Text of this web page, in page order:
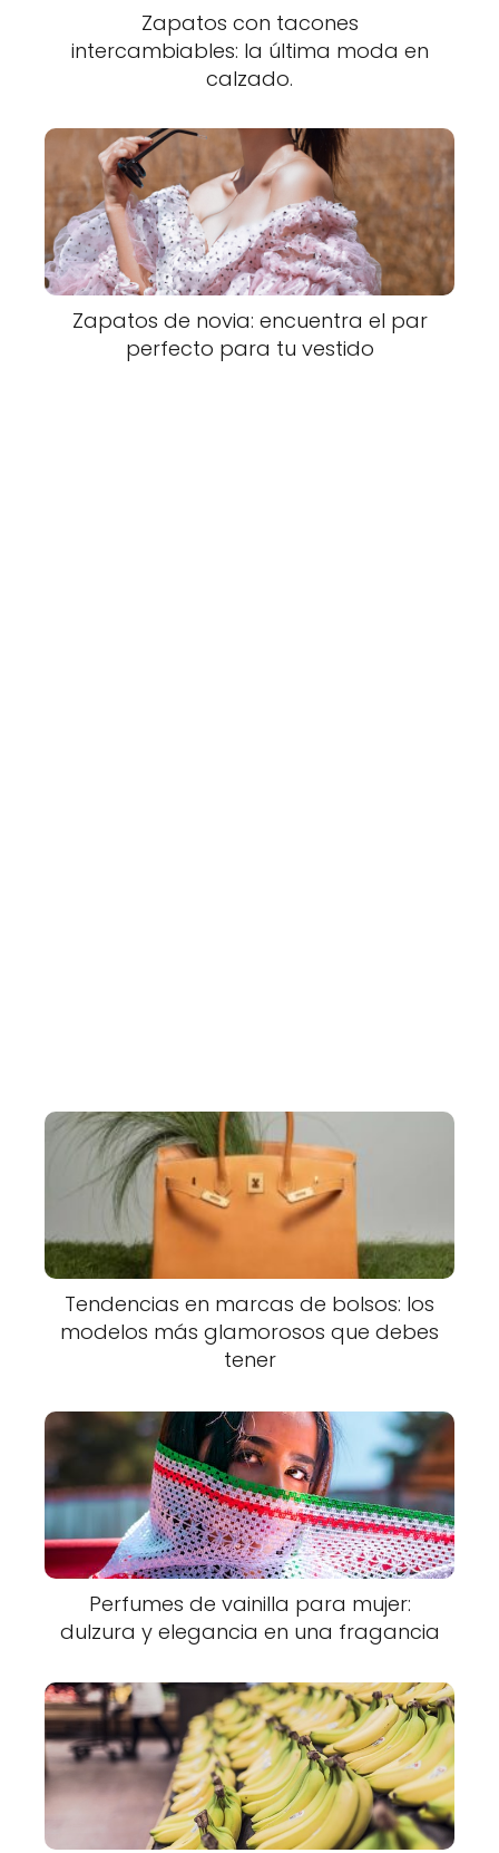
Zapatos con tacones
intercambiables: la última moda en
calzado.
Zapatos de novia: encuentra el par
perfecto para tu vestido
Tendencias en marcas de bolsos: los
modelos más glamorosos que debes
tener
Perfumes de vainilla para mujer:
dulzura y elegancia en una fragancia